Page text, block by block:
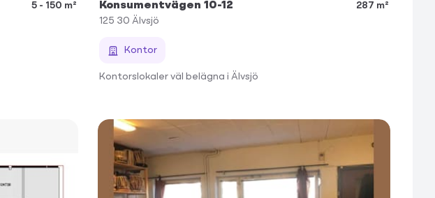
5 - 150 m²
Konsumentvägen 10-12
287 m²
125 30 Älvsjö
Kontor
Kontorslokaler väl belägna i Älvsjö